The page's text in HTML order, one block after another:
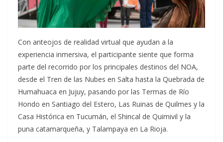
Con anteojos de realidad virtual que ayudan a la
experiencia inmersiva, el participante siente que forma
parte del recorrido por los principales destinos del NOA,
desde el Tren de las Nubes en Salta hasta la Quebrada de
Humahuaca en Jujuy, pasando por las Termas de Río
Hondo en Santiago del Estero, Las Ruinas de Quilmes y la
Casa Histórica en Tucumán, el Shincal de Quimivil y la
puna catamarqueña, y Talampaya en La Rioja.